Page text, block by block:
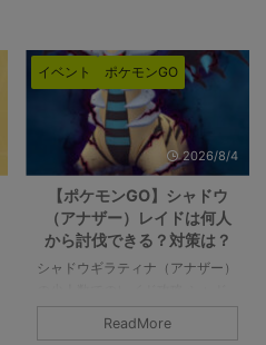
イベント ポケモンGO
2026/8/4
【ポケモンGO】シャドウ
（アナザー）レイドは何人
から討伐できる？対策は？
シャドウギラティナ（アナザー）
ウギラティナ（アナザー）レイド
の対策や感想など。シャドウギラ
ReadMore